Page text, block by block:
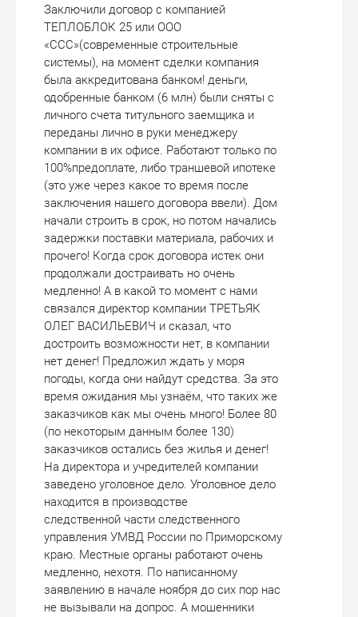
Заключили договор с компанией
ТЕПЛОБЛОК 25 или ООО
«ССС»(современные строительные
системы), на момент сделки компания
была аккредитована банком! деньги,
одобренные банком (6 млн) были сняты с
личного счета титульного заемщика и
переданы лично в руки менеджеру
компании в их офисе. Работают только по
100%предоплате, либо траншевой ипотеке
(это уже через какое то время после
заключения нашего договора ввели). Дом
начали строить в срок, но потом начались
задержки поставки материала, рабочих и
прочего! Когда срок договора истек они
продолжали достраивать но очень
медленно! А в какой то момент с нами
связался директор компании ТРЕТЬЯК
ОЛЕГ ВАСИЛЬЕВИЧ и сказал, что
достроить возможности нет, в компании
нет денег! Предложил ждать у моря
погоды, когда они найдут средства. За это
время ожидания мы узнаём, что таких же
заказчиков как мы очень много! Более 80
(по некоторым данным более 130)
заказчиков остались без жилья и денег!
На директора и учредителей компании
заведено уголовное дело. Уголовное дело
находится в производстве
следственной части следственного
управления УМВД России по Приморскому
краю. Местные органы работают очень
медленно, нехотя. По написанному
заявлению в начале ноября до сих пор нас
не вызывали на допрос. А мошенники